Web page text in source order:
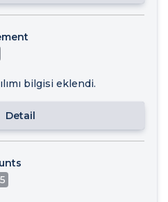
bilgisi eklendi.
Detail